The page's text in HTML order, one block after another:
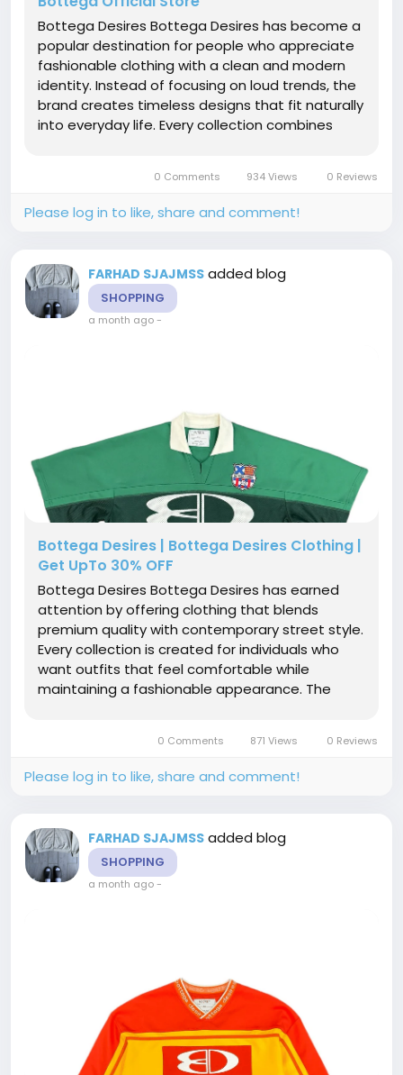
Bottega Desires Bottega Desires has become a
popular destination for people who appreciate
fashionable clothing with a clean and modern
identity. Instead of focusing on loud trends, the
brand creates timeless designs that fit naturally
into everyday life. Every collection combines
hard. This thoughtful...0 Comments 934 Views 0 Reviews
Please log in to like, share and comment!
FARHAD SJAJMSS added blog
SHOPPING
a month ago-
Bottega Desires | Bottega Desires Clothing |
Get UpTo 30% OFF
Bottega Desires Bottega Desires has earned
attention by offering clothing that blends
premium quality with contemporary street style.
Every collection is created for individuals who
want outfits that feel comfortable while
maintaining a fashionable appearance. The
following fast fashion, it focuses on timeless...
0 Comments 871 Views 0 Reviews
Please log in to like, share and comment!
FARHAD SJAJMSS added blog
SHOPPING
a month ago-